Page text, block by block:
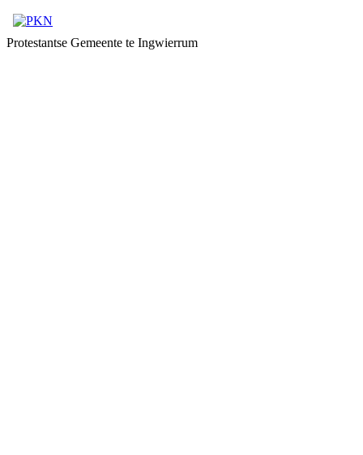
Protestantse Gemeente te Ingwierrum